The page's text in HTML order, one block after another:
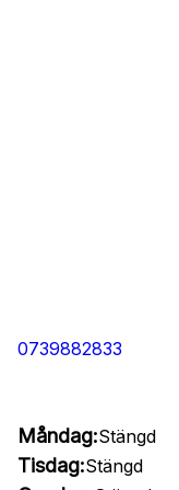
0739882833
Måndag:Stängd
Tisdag:Stängd